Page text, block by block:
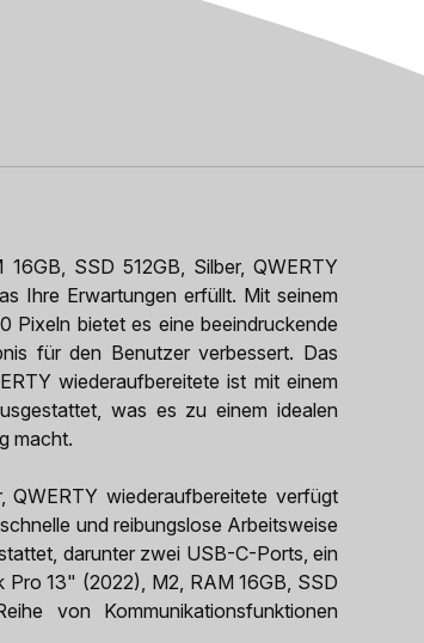
SSD 512GB, Silber, QWERTY
Ihre Erwartungen erfüllt. Mit seinem
bietet es eine beeindruckende
für den Benutzer verbessert. Das
wiederaufbereitete ist mit einem
was es zu einem idealen
macht.
wiederaufbereitete verfügt
und reibungslose Arbeitsweise
darunter zwei USB-C-Ports, ein
13" (2022), M2, RAM 16GB, SSD
von Kommunikationsfunktionen